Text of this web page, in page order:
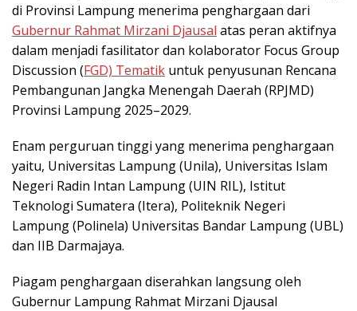
di Provinsi Lampung menerima penghargaan dari
Gubernur Rahmat Mirzani Djausal atas peran aktifnya
dalam menjadi fasilitator dan kolaborator Focus Group
Discussion (FGD) Tematik untuk penyusunan Rencana
Pembangunan Jangka Menengah Daerah (RPJMD)
Provinsi Lampung 2025–2029.
Enam perguruan tinggi yang menerima penghargaan
yaitu, Universitas Lampung (Unila), Universitas Islam
Negeri Radin Intan Lampung (UIN RIL), Istitut
Teknologi Sumatera (Itera), Politeknik Negeri
Lampung (Polinela) Universitas Bandar Lampung (UBL)
dan IIB Darmajaya.
Piagam penghargaan diserahkan langsung oleh
Gubernur Lampung Rahmat Mirzani Djausal